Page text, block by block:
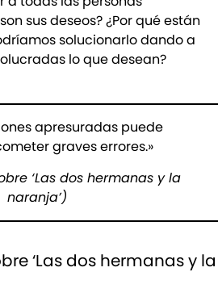
sus deseos? ¿Por qué están
solucionarlo dando a
lo que desean?
apresuradas puede
graves errores.»
‘Las dos hermanas y la
naranja’)
‘Las dos hermanas y la